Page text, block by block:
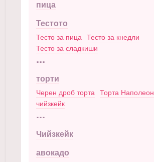
пица
Тестото
Тесто за пица
Тесто за кнедли
Тесто за сладкиши
...
торти
Черен дроб торта
Торта Наполеон
чийзкейк
...
Чийзкейк
авокадо